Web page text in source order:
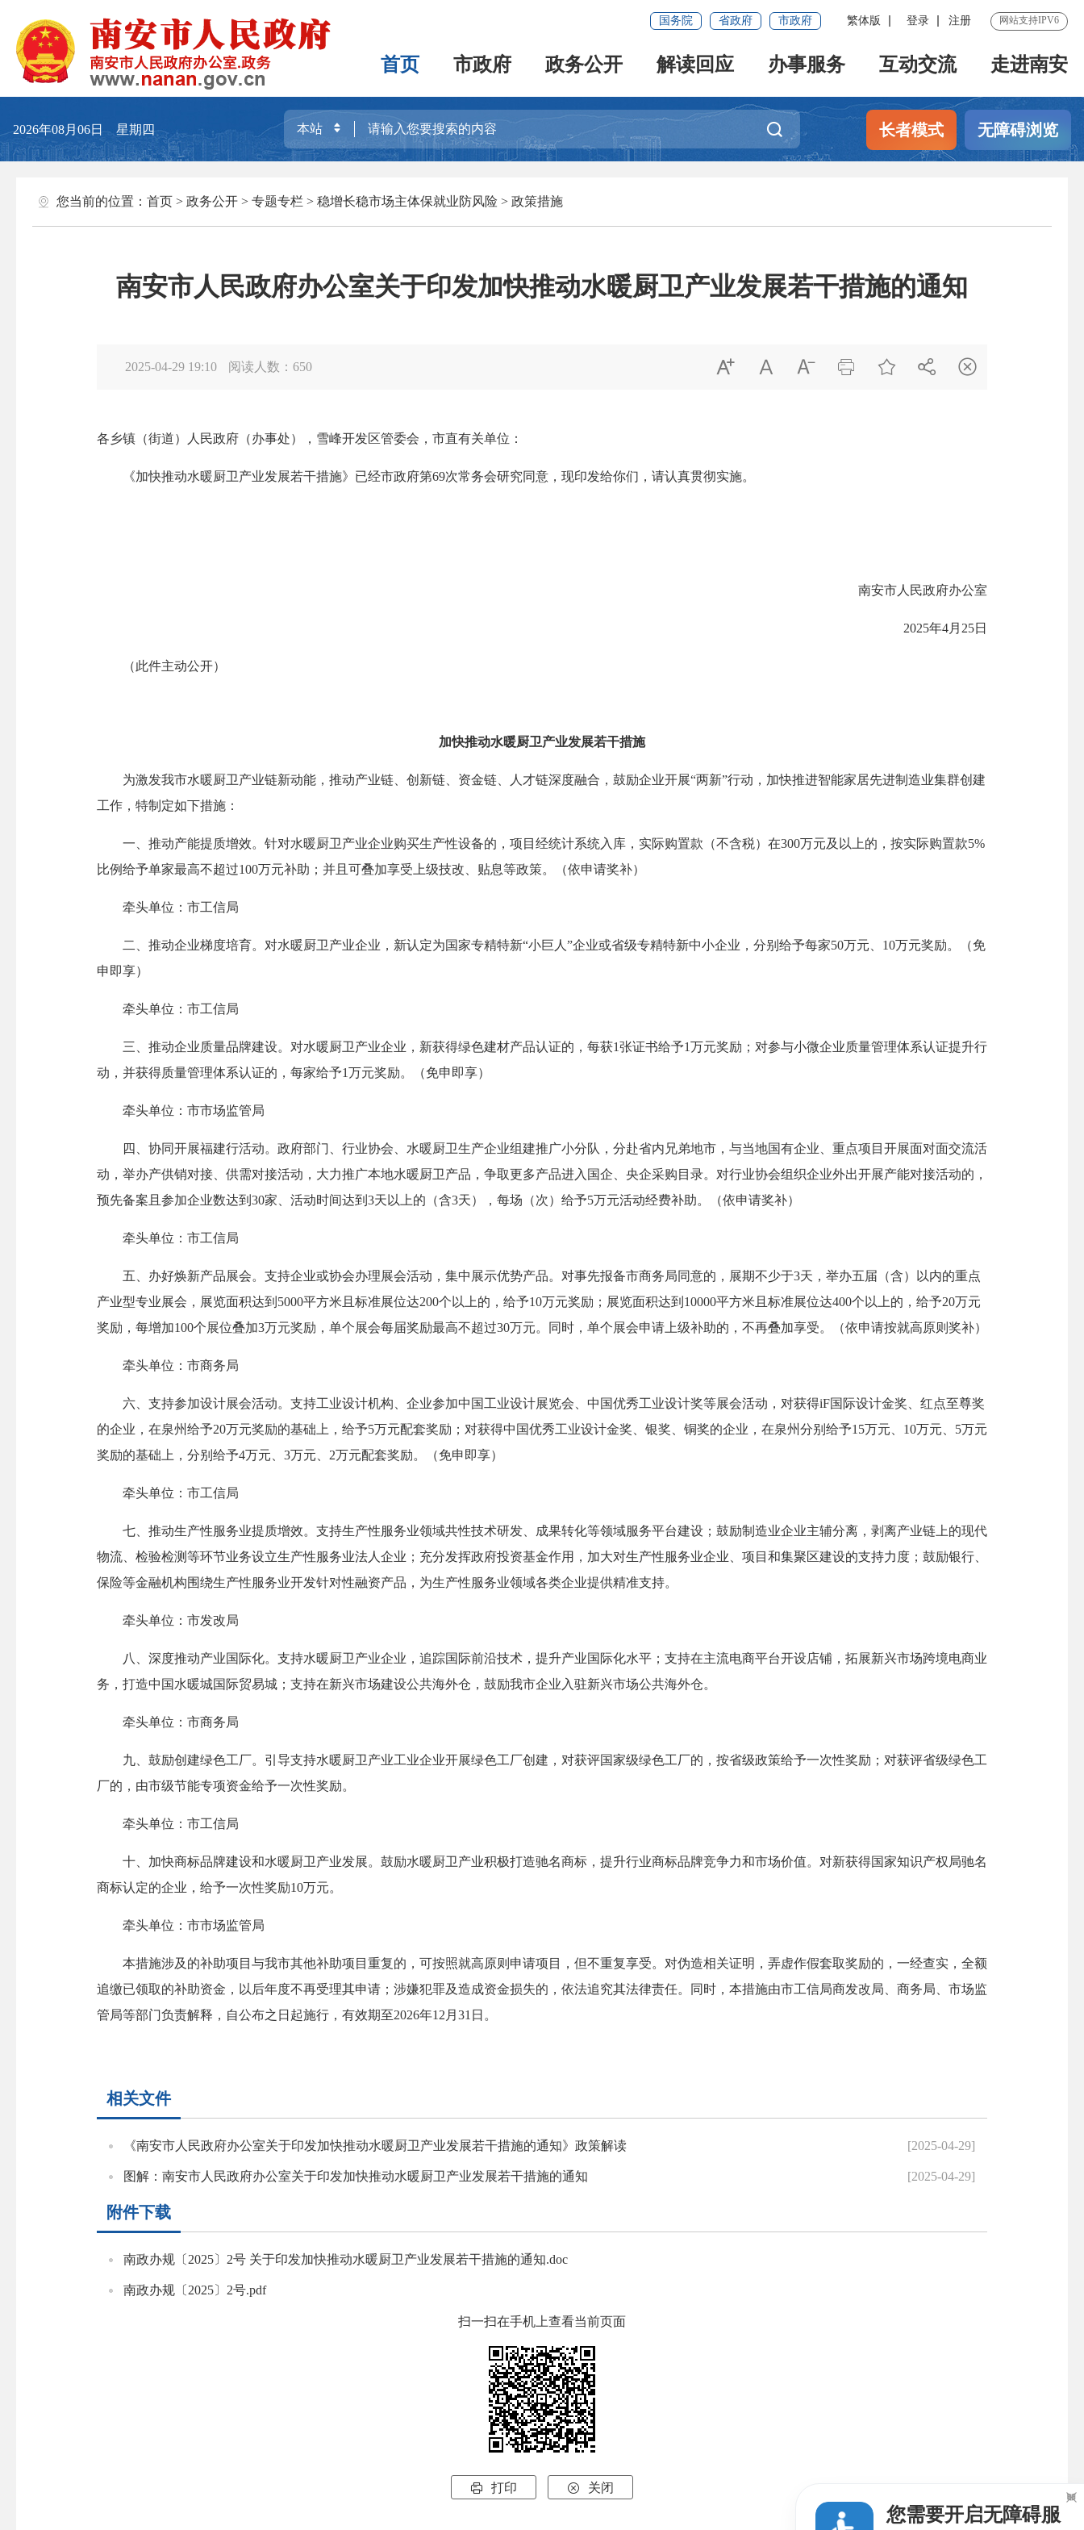
国务院 省政府 市政府 繁体版 登录 注册 网站支持IPV6
首页 市政府 政务公开 解读回应 办事服务 互动交流 走进南安
2026年08月06日 星期四 长者模式 无障碍浏览
您当前的位置： 首页 > 政务公开 > 专题专栏 > 稳增长稳市场主体保就业防风险 > 政策措施
南安市人民政府办公室关于印发加快推动水暖厨卫产业发展若干措施的通知
2025-04-29 19:10 阅读人数： 650       
各乡镇（街道）人民政府（办事处），雪峰开发区管委会，市直有关单位：
《加快推动水暖厨卫产业发展若干措施》已经市政府第69次常务会研究同意，现印发给你们，请认真贯彻实施。
南安市人民政府办公室
2025年4月25日
（此件主动公开）
加快推动水暖厨卫产业发展若干措施
为激发我市水暖厨卫产业链新动能，推动产业链、创新链、资金链、人才链深度融合，鼓励企业开展“两新”行动，加快推进智能家居先进制造业集群创建
工作，特制定如下措施：
一、推动产能提质增效。针对水暖厨卫产业企业购买生产性设备的，项目经统计系统入库，实际购置款（不含税）在300万元及以上的，按实际购置款5%
比例给予单家最高不超过100万元补助；并且可叠加享受上级技改、贴息等政策。（依申请奖补）
牵头单位：市工信局
二、推动企业梯度培育。对水暖厨卫产业企业，新认定为国家专精特新“小巨人”企业或省级专精特新中小企业，分别给予每家50万元、10万元奖励。（免
申即享）
牵头单位：市工信局
三、推动企业质量品牌建设。对水暖厨卫产业企业，新获得绿色建材产品认证的，每获1张证书给予1万元奖励；对参与小微企业质量管理体系认证提升行
动，并获得质量管理体系认证的，每家给予1万元奖励。（免申即享）
牵头单位：市市场监管局
四、协同开展福建行活动。政府部门、行业协会、水暖厨卫生产企业组建推广小分队，分赴省内兄弟地市，与当地国有企业、重点项目开展面对面交流活
动，举办产供销对接、供需对接活动，大力推广本地水暖厨卫产品，争取更多产品进入国企、央企采购目录。对行业协会组织企业外出开展产能对接活动的，
预先备案且参加企业数达到30家、活动时间达到3天以上的（含3天），每场（次）给予5万元活动经费补助。（依申请奖补）
牵头单位：市工信局
五、办好焕新产品展会。支持企业或协会办理展会活动，集中展示优势产品。对事先报备市商务局同意的，展期不少于3天，举办五届（含）以内的重点
产业型专业展会，展览面积达到5000平方米且标准展位达200个以上的，给予10万元奖励；展览面积达到10000平方米且标准展位达400个以上的，给予20万元
奖励，每增加100个展位叠加3万元奖励，单个展会每届奖励最高不超过30万元。同时，单个展会申请上级补助的，不再叠加享受。（依申请按就高原则奖补）
牵头单位：市商务局
六、支持参加设计展会活动。支持工业设计机构、企业参加中国工业设计展览会、中国优秀工业设计奖等展会活动，对获得iF国际设计金奖、红点至尊奖
的企业，在泉州给予20万元奖励的基础上，给予5万元配套奖励；对获得中国优秀工业设计金奖、银奖、铜奖的企业，在泉州分别给予15万元、10万元、5万元
奖励的基础上，分别给予4万元、3万元、2万元配套奖励。（免申即享）
牵头单位：市工信局
七、推动生产性服务业提质增效。支持生产性服务业领域共性技术研发、成果转化等领域服务平台建设；鼓励制造业企业主辅分离，剥离产业链上的现代
物流、检验检测等环节业务设立生产性服务业法人企业；充分发挥政府投资基金作用，加大对生产性服务业企业、项目和集聚区建设的支持力度；鼓励银行、
保险等金融机构围绕生产性服务业开发针对性融资产品，为生产性服务业领域各类企业提供精准支持。
牵头单位：市发改局
八、深度推动产业国际化。支持水暖厨卫产业企业，追踪国际前沿技术，提升产业国际化水平；支持在主流电商平台开设店铺，拓展新兴市场跨境电商业
务，打造中国水暖城国际贸易城；支持在新兴市场建设公共海外仓，鼓励我市企业入驻新兴市场公共海外仓。
牵头单位：市商务局
九、鼓励创建绿色工厂。引导支持水暖厨卫产业工业企业开展绿色工厂创建，对获评国家级绿色工厂的，按省级政策给予一次性奖励；对获评省级绿色工
厂的，由市级节能专项资金给予一次性奖励。
牵头单位：市工信局
十、加快商标品牌建设和水暖厨卫产业发展。鼓励水暖厨卫产业积极打造驰名商标，提升行业商标品牌竞争力和市场价值。对新获得国家知识产权局驰名
商标认定的企业，给予一次性奖励10万元。
牵头单位：市市场监管局
本措施涉及的补助项目与我市其他补助项目重复的，可按照就高原则申请项目，但不重复享受。对伪造相关证明，弄虚作假套取奖励的，一经查实，全额
追缴已领取的补助资金，以后年度不再受理其申请；涉嫌犯罪及造成资金损失的，依法追究其法律责任。同时，本措施由市工信局商发改局、商务局、市场监
管局等部门负责解释，自公布之日起施行，有效期至2026年12月31日。
相关文件
[2025-04-29]
《南安市人民政府办公室关于印发加快推动水暖厨卫产业发展若干措施的通知》政策解读
[2025-04-29]
图解：南安市人民政府办公室关于印发加快推动水暖厨卫产业发展若干措施的通知
附件下载
南政办规〔2025〕2号 关于印发加快推动水暖厨卫产业发展若干措施的通知.doc
南政办规〔2025〕2号.pdf
扫一扫在手机上查看当前页面
 打印  关闭
您需要开启无障碍服
